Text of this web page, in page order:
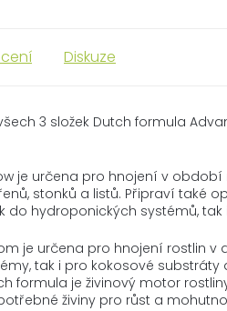
Diskuze
3 složek Dutch formula
je určena pro hnojení v
stonků a listů. Připraví také
do hydroponických systémů,
je určena pro hnojení rostlin v
tak i pro kokosové
formula je živinový motor
živiny pro růst a